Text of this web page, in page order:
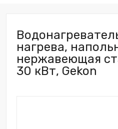
нагрева,
нержавеющая
30 кВт, Gekon